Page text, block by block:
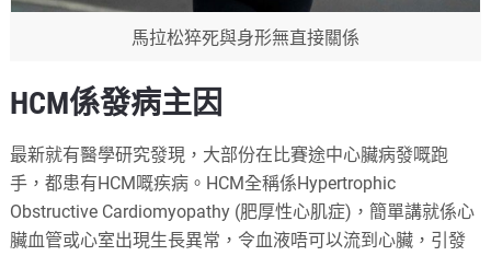
馬拉松猝死與身形無直接關係
HCM係發病主因
最新就有醫學研究發現，大部份在比賽途中心臟病發嘅跑
手，都患有HCM嘅疾病。HCM全稱係Hypertrophic
Obstructive Cardiomyopathy (肥厚性心肌症)，簡單講就係心
臟血管或心室出現生長異常，令血液唔可以流到心臟，引發